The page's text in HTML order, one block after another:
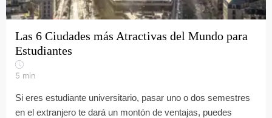
Las 6 Ciudades más Atractivas del Mundo para
Estudiantes
5 min
Si eres estudiante universitario, pasar uno o dos semestres
en el extranjero te dará un montón de ventajas, puedes